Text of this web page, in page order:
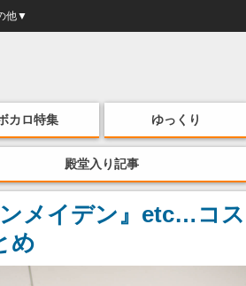
他▼
カロ特集 ゆっくり
殿堂入り記事
ンメイデン』etc…コ
め